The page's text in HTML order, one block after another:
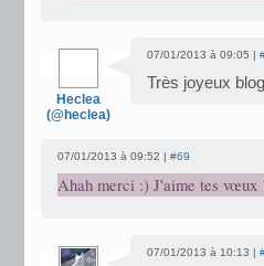
Heclea
(@heclea)
07/01/2013 à 09:05 |
Très joyeux
07/01/2013 à 09:52 | #69
Ahah merci :) J'aime tes vœux
07/01/2013 à 10:13 |